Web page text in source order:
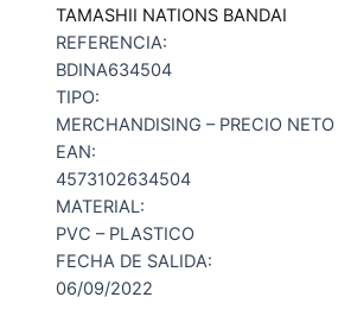
TAMASHII NATIONS BANDAI
REFERENCIA:
BDINA634504
TIPO:
MERCHANDISING – PRECIO NETO
EAN:
4573102634504
MATERIAL:
PVC – PLASTICO
FECHA DE SALIDA:
06/09/2022